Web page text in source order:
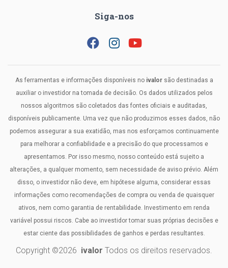
Siga-nos
As ferramentas e informações disponíveis no ivalorsão destinadas a
auxiliar o investidor na tomada de decisão. Os dados utilizados pelos
nossos algoritmos são coletados das fontes oficiais e auditadas,
disponíveis publicamente. Uma vez que não produzimos esses dados, não
podemos assegurar a sua exatidão, mas nos esforçamos continuamente
para melhorar a confiabilidade e a precisão do que processamos e
apresentamos. Por isso mesmo, nosso conteúdo está sujeito a
alterações, a qualquer momento, sem necessidade de aviso prévio. Além
disso, o investidor não deve, em hipótese alguma, considerar essas
informações como recomendações de compra ou venda de quaisquer
ativos, nem como garantia de rentabilidade. Investimento em renda
variável possui riscos. Cabe ao investidor tomar suas próprias decisões e
estar ciente das possibilidades de ganhos e perdas resultantes.
Copyright ©2026 ivalor Todos os direitos reservados.